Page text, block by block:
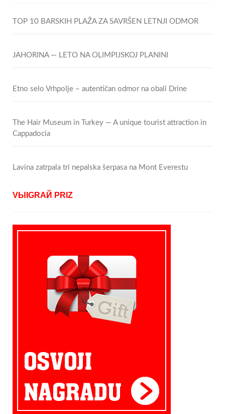
TOP 10 BARSKIH PLAŽA ZA SAVRŠEN LETNJI ODMOR
JAHORINA — LETO NA OLIMPIJSKOJ PLANINI
Etno selo Vrhpolje – autentičan odmor na obali Drine
The Hair Museum in Turkey — A unique tourist attraction in
Cappadocia
Lavina zatrpala tri nepalska šerpasa na Mont Everestu
VЫIGRAЙ PRIZ